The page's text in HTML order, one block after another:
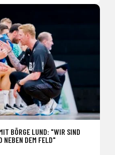
BÖRGE LUND: "WIR SIND
NEBEN DEM FELD"